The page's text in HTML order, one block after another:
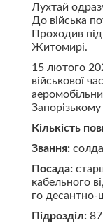
Лухтай
До війська
Проходив
Житомирі.
15 лютого
військової
Кількість
Звання:
Посада:
кабельного
го десантно-
Підрозділ: